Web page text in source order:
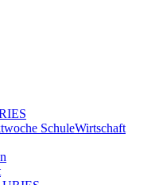
SchuleWirtschaft